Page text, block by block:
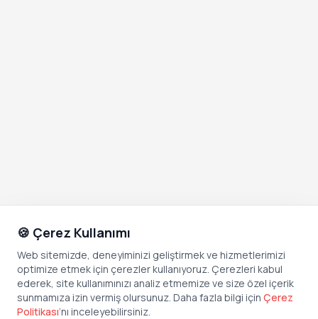
🍪 Çerez Kullanımı
Web sitemizde, deneyiminizi geliştirmek ve hizmetlerimizi
optimize etmek için çerezler kullanıyoruz. Çerezleri kabul
ederek, site kullanımınızı analiz etmemize ve size özel içerik
sunmamıza izin vermiş olursunuz. Daha fazla bilgi için Çerez
Politikası’nı inceleyebilirsiniz.